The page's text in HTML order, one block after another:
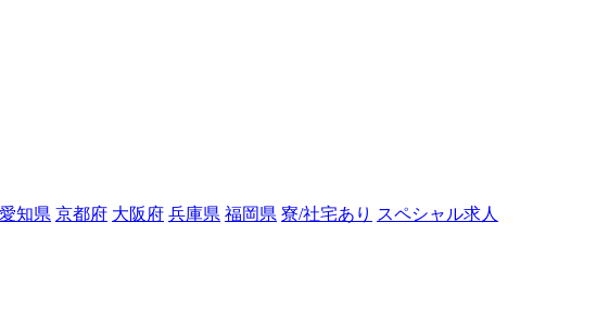
愛知県 京都府 大阪府 兵庫県 福岡県 寮/社宅あり スペシャル求人